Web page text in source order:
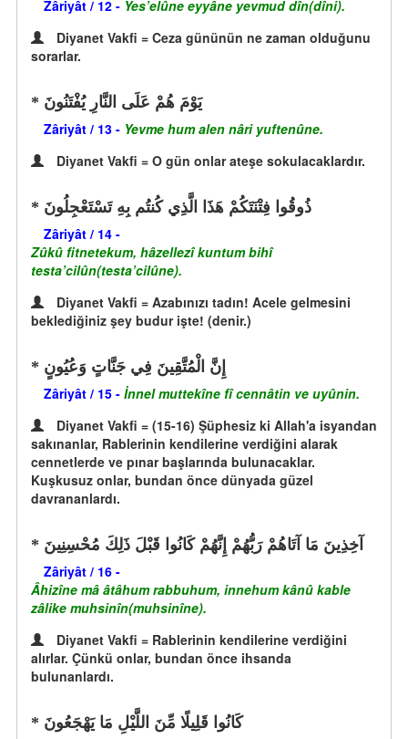
Zâriyât / 12 - Yes’elûne eyyâne yevmud dîn(dîni).
Diyanet Vakfi = Ceza gününün ne zaman olduğunu
sorarlar.
يَوْمَ هُمْ عَلَى النَّارِ يُفْتَنُونَ
Zâriyât / 13 - Yevme hum alen nâri yuftenûne.
Diyanet Vakfi = O gün onlar ateşe sokulacaklardır.
ذُوقُوا فِتْنَتَكُمْ هَذَا الَّذِي كُنتُم بِهِ تَسْتَعْجِلُونَ
Zâriyât / 14 -
Zûkû fitnetekum, hâzellezî kuntum bihî
testa’cilûn(testa’cilûne).
Diyanet Vakfi = Azabınızı tadın! Acele gelmesini
beklediğiniz şey budur işte! (denir.)
إِنَّ الْمُتَّقِينَ فِي جَنَّاتٍ وَعُيُونٍ
Zâriyât / 15 - İnnel muttekîne fî cennâtin ve uyûnin.
Diyanet Vakfi = (15-16) Şüphesiz ki Allah'a isyandan
sakınanlar, Rablerinin kendilerine verdiğini alarak
cennetlerde ve pınar başlarında bulunacaklar.
Kuşkusuz onlar, bundan önce dünyada güzel
davrananlardı.
آخِذِينَ مَا آتَاهُمْ رَبُّهُمْ إِنَّهُمْ كَانُوا قَبْلَ ذَلِكَ مُحْسِنِينَ
Zâriyât / 16 -
Âhizîne mâ âtâhum rabbuhum, innehum kânû kable
zâlike muhsinîn(muhsinîne).
Diyanet Vakfi = Rablerinin kendilerine verdiğini
alırlar. Çünkü onlar, bundan önce ihsanda
bulunanlardı.
كَانُوا قَلِيلًا مِّنَ اللَّيْلِ مَا يَهْجَعُونَ